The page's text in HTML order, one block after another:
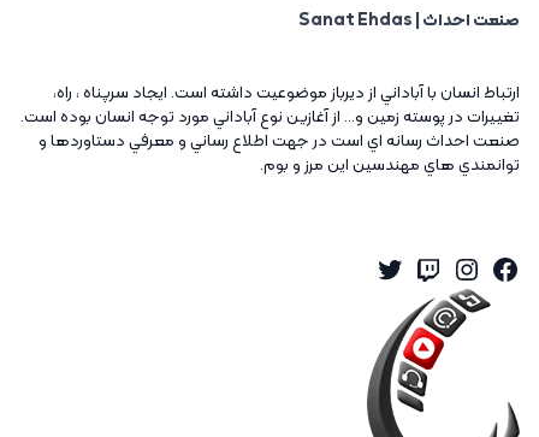
صنعت احداث | Sanat Ehdas
ارتباط انسان با آباداني از ديرباز موضوعيت داشته است. ايجاد سرپناه ، راه،
تغييرات در پوسته زمين و... از آغازين نوع آباداني مورد توجه انسان بوده است.
صنعت احداث رسانه اي است در جهت اطلاع رساني و معرفي دستاوردها و
توانمندي هاي مهندسين اين مرز و بوم.
Facebook
Instagram
Twitch
Twitter